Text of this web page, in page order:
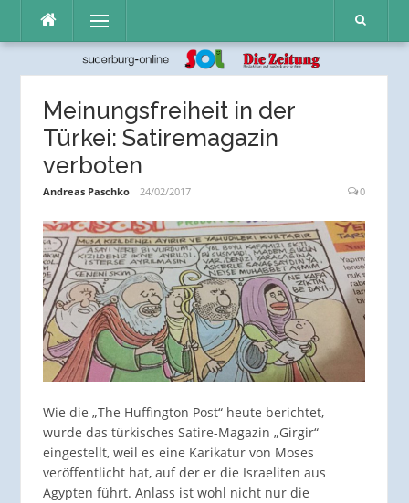
Inhalt
Menü
Meinungsfreiheit in der
Türkei: Satiremagazin
verboten
Andreas Paschko 24/02/2017 0
Wie die „The Huffington Post“ heute berichtet,
wurde das türkisches Satire-Magazin „Girgir“
eingestellt, weil es eine Karikatur von Moses
veröffentlicht hat, auf der er die Israeliten aus
Ägypten führt. Anlass ist wohl nicht nur die